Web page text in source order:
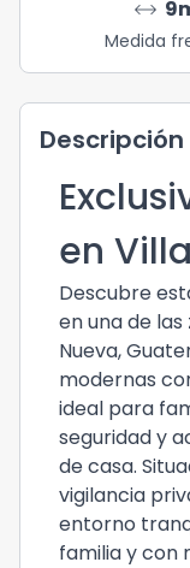
arrow_range 9
Medida
Descripción
en
Descubre
en una de
Nueva,
modernas
ideal para
seguridad y
de casa.
vigilancia
entorno
familia y con